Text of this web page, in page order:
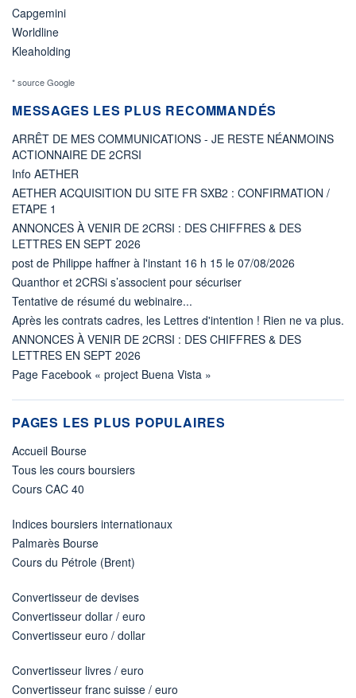
Capgemini
Worldline
Kleaholding
* source Google
MESSAGES LES PLUS RECOMMANDÉS
ARRÊT DE MES COMMUNICATIONS - JE RESTE NÉANMOINS
ACTIONNAIRE DE 2CRSI
Info AETHER
AETHER ACQUISITION DU SITE FR SXB2 : CONFIRMATION /
ETAPE 1
ANNONCES À VENIR DE 2CRSI : DES CHIFFRES & DES
LETTRES EN SEPT 2026
post de Philippe haffner à l'instant 16 h 15 le 07/08/2026
Quanthor et 2CRSi s’associent pour sécuriser
Tentative de résumé du webinaire...
Après les contrats cadres, les Lettres d'intention ! Rien ne va plus.
ANNONCES À VENIR DE 2CRSI : DES CHIFFRES & DES
LETTRES EN SEPT 2026
Page Facebook « project Buena Vista »
PAGES LES PLUS POPULAIRES
Accueil Bourse
Tous les cours boursiers
Cours CAC 40
Indices boursiers internationaux
Palmarès Bourse
Cours du Pétrole (Brent)
Convertisseur de devises
Convertisseur dollar / euro
Convertisseur euro / dollar
Convertisseur livres / euro
Convertisseur franc suisse / euro